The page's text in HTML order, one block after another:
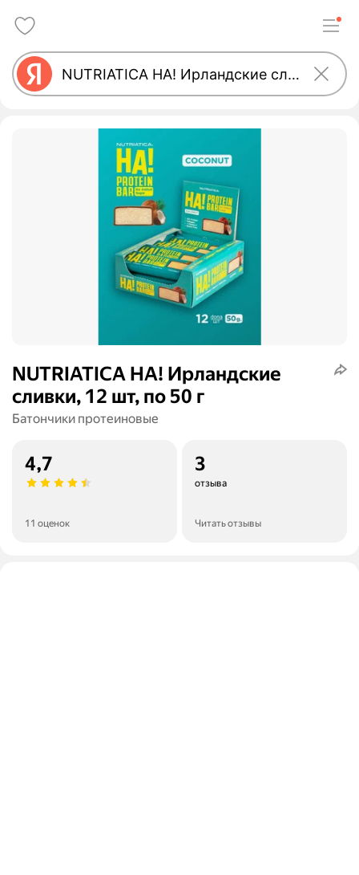
NUTRIATICA HA! Ирландские
сливки, 12 шт, по 50 г
Батончики протеиновые
4,7
11 оценок
3
отзыва
Читать отзывы